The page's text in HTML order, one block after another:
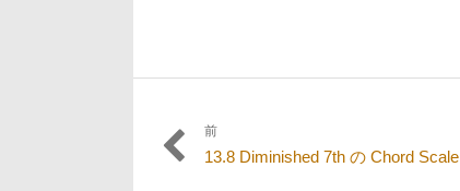
投
前
過
13.8 Diminished 7th の Chord Scale